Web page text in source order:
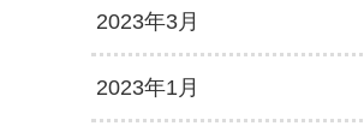
2023年3月
2023年1月